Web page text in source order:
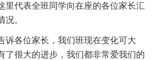
里代表全班同学向在座的各位家长汇
。
诉各位家长，我们班现在变化可大
了很大的进步，我们都非常爱我们的